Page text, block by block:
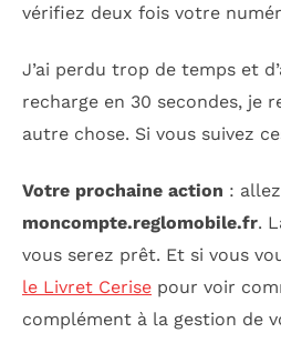
vérifiez deux fois votre
J’ai perdu trop de temps et
recharge en 30 secondes, je
autre chose. Si vous suivez
Votre prochaine action :
moncompte.reglomobile.fr.
vous serez prêt. Et si vous
le Livret Cerise pour voir
complément à la gestion de